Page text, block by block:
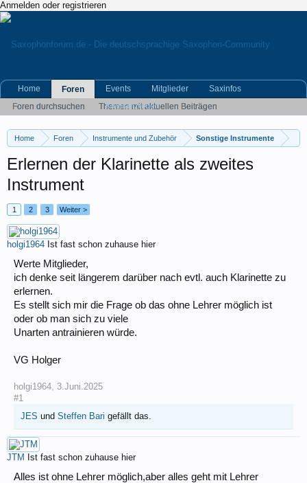
Anmelden oder registrieren
Home Foren Instrumente und Zubehör Sonstige Instrumente
Erlernen der Klarinette als zweites
Instrument
1 2 3 Weiter >
holgi1964 Ist fast schon zuhause hier
Werte Mitglieder,
ich denke seit längerem darüber nach evtl. auch Klarinette zu
erlernen.
Es stellt sich mir die Frage ob das ohne Lehrer möglich ist
oder ob man sich zu viele
Unarten antrainieren würde.
VG Holger
holgi1964, 3.Juni.2025
#1
JES und Steffen Bari gefällt das.
JTM Ist fast schon zuhause hier
Alles ist ohne Lehrer möglich,aber alles geht mit Lehrer
Home
Foren
Foren durchsuchen
Themen mit aktuellen Beiträgen
Events Mitglieder
Saxinfos
Kleinanzeigen